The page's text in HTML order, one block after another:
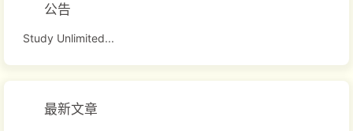
公告
Study Unlimited...
最新文章